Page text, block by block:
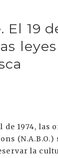
El 19
de 1974,
la